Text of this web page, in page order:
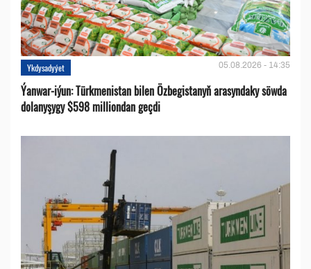
Ykdysadyýet 05.08.2026 - 14:35
Ýanwar-iýun: Türkmenistan bilen Özbegistanyň arasyndaky söwda
dolanyşygy $598 milliondan geçdi